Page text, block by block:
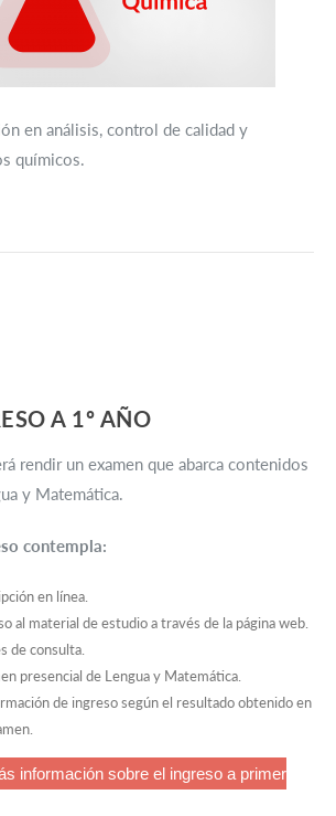
en análisis, control de calidad y
químicos.
A 1º AÑO
rendir un examen que abarca contenidos
y Matemática.
contempla:
en línea.
al material de estudio a través de la página web.
de consulta.
presencial de Lengua y Matemática.
de ingreso según el resultado obtenido en
información sobre el ingreso a primer